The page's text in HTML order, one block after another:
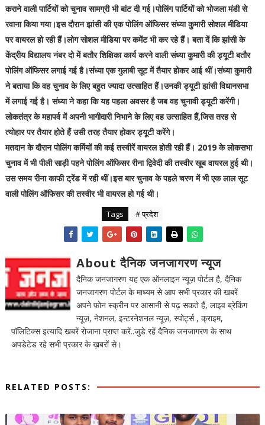
कराने वाली पार्टियों को चुनाव सामग्री भी बांट दी गई।पोलिंग पार्टियों को भोजला मंडी से
रवाना किया गया।इस दौरान झांसी की एक पोलिंग ऑफिसर संध्या कुमारी सोशल मीडिया
पर वायरल हो रही हैं।लोग सोशल मीडिया पर कमेंट भी कर रहे हैं। बता दें कि झांसी के
केंद्रीय विद्यालय नंबर दो में बतौर शिक्षिका कार्य करने वाली संध्या कुमारी की ड्यूटी बतौर
पोलिंग ऑफिसर लगाई गई है।संध्या एक गुलाबी सूट में तैयार होकर आई थीं।संध्या कुमारी
ने बताया कि वह चुनाव के लिए बहुत ज्यादा उत्साहित हैं।उनकी ड्यूटी झांसी विधानसभा
में लगाई गई है। संध्या ने कहा कि यह पहला अवसर है जब वह चुनावी ड्यूटी करेंगी।
लोकतंत्र के महापर्व में अपनी भागीदारी निभाने के लिए वह उत्साहित हैं,जिस तरह से
त्योहार पर तैयार होते हैं उसी तरह तैयार होकर ड्यूटी करेंगे।
मतदान के दौरान पोलिंग कर्मियों की कई तस्वीरें वायरल होती रही हैं। 2019 के लोकसभा
चुनाव में भी पीली साड़ी पहने पोलिंग ऑफिसर रीना द्विवेदी की तस्वीर खूब वायरल हुई थी।
उस समय रीना काफी ट्रेंड में रही थीं।इस बार चुनाव के पहले चरण में भी एक लाल सूट
वाली पोलिंग ऑफिसर की तस्वीर भी वायरल हो गई थी।
Tags # प्रदेश
About दैनिक जनजागरण न्यूज
दैनिक जनजागरण यह एक ऑनलाइन न्यूज़ पोर्टल है, दैनिक
जनजागरण पोर्टल के माध्यम से आप सभी प्रकार की खबरें
अपने फ़ोन स्क्रीन पर आसानी से पढ़ सकते हैं, लाइव ब्रेकिंग
न्यूज़, नेशनल, इन्टरनेशनल न्यूज़, स्पोर्ट्स , क्राइम,
पॉलिटिक्स इत्यादि खबरें रोजाना प्राप्त करें..जुडे रहें दैनिक जनजागरण के साथ
अपडेटेड रहे सभी प्रकार के ख़बरों से।
RELATED POSTS: